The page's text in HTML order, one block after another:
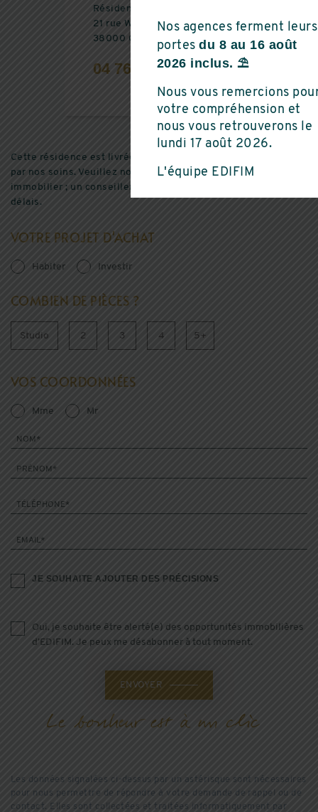
Résidence Ginkgo
21 rue Winston Churchill
38000 GRENOBLE
04 76 17 13 55
Cette résidence est livrée et n’est plus en commercialisation
par nos soins. Veuillez nous faire part de votre projet
immobilier ; un conseiller vous contactera dans les plus bref
délais.
VOTRE PROJET D'ACHAT
Habiter Investir
COMBIEN DE PIÈCES ?
Studio 2 3 4 5+
VOS COORDONNÉES
Mme Mr
NOM*
PRÉNOM*
TÉLÉPHONE*
EMAIL*
JE SOUHAITE AJOUTER DES PRÉCISIONS
Oui, je souhaite être alerté(e) des opportunités immobilières
d’EDIFIM. Je peux me désabonner à tout moment.
ENVOYER
Les données signalées ci-dessus par un astérisque sont nécessaires
pour nous permettre de répondre à votre demande de rappel ou de
contact. Elles sont collectées et traitées informatiquement par
Nos agences ferment leurs
portesdu 8 au 16 août
2026 inclus. ⛱️
Nous vous remercions
votre compréhension et
nous vous retrouverons le
lundi 17 août 2026.
L'équipe EDIFIM